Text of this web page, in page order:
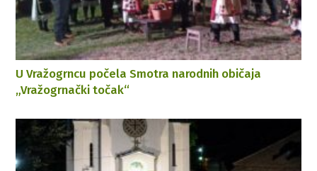
U Vražogrncu počela Smotra narodnih običaja
„Vražogrnački točak“